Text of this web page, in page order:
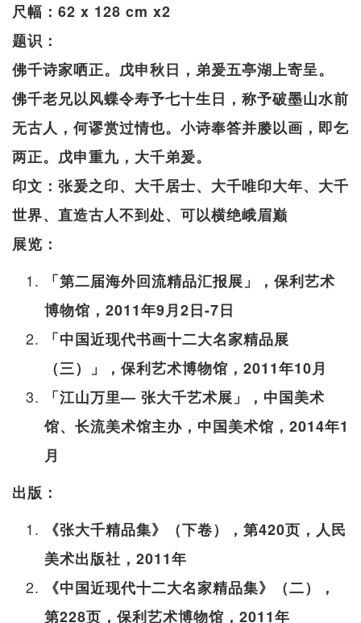
尺幅：62 x 128 cm x2
题识：
佛千诗家哂正。戊申秋日，弟爰五亭湖上寄呈。
佛千老兄以风蝶令寿予七十生日，称予破墨山水前
无古人，何谬赏过情也。小诗奉答并媵以画，即乞
两正。戊申重九，大千弟爰。
印文：张爰之印、大千居士、大千唯印大年、大千
世界、直造古人不到处、可以横绝峨眉巅
展览：
「第二届海外回流精品汇报展」，保利艺术
博物馆，2011年9月2日-7日
「中国近现代书画十二大名家精品展
（三）」，保利艺术博物馆，2011年10月
「江山万里— 张大千艺术展」，中国美术
馆、长流美术馆主办，中国美术馆，2014年1
月
出版：
《张大千精品集》（下卷），第420页，人民
美术出版社，2011年
《中国近现代十二大名家精品集》（二），
第228页，保利艺术博物馆，2011年